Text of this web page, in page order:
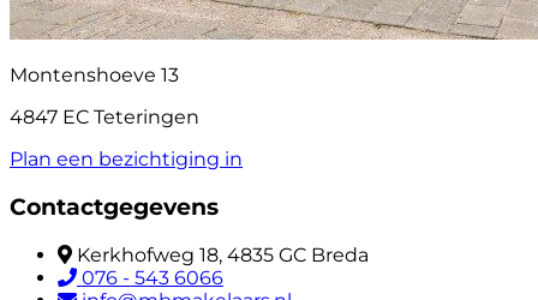
Montenshoeve 13
4847 EC Teteringen
Plan een bezichtiging in
Contactgegevens
Kerkhofweg 18, 4835 GC Breda
076 - 543 6066